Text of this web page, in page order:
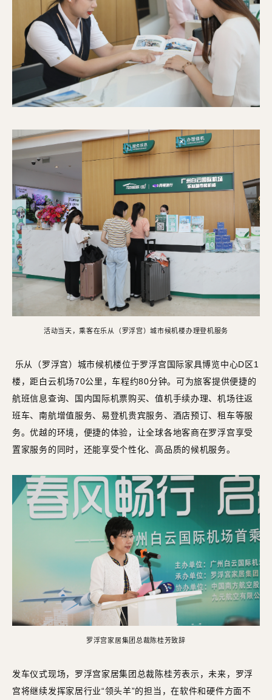
活动当天，乘客在乐从（罗浮宫）城市候机楼办理登机服务
乐从（罗浮宫）城市候机楼位于罗浮宫国际家具博览中心D区1
楼，距白云机场70公里，车程约80分钟。可为旅客提供便捷的
航班信息查询、国内国际机票购买、值机手续办理、机场往返
班车、南航增值服务、易登机贵宾服务、酒店预订、租车等服
务。优越的环境，便捷的体验，让全球各地客商在罗浮宫享受
置家服务的同时，还能享受个性化、高品质的候机服务。
罗浮宫家居集团总裁陈桂芳致辞
发车仪式现场，罗浮宫家居集团总裁陈桂芳表示，未来，罗浮
宫将继续发挥家居行业“领头羊”的担当，在软件和硬件方面不